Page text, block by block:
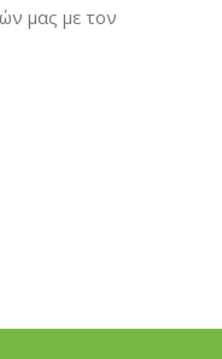
μας με τον